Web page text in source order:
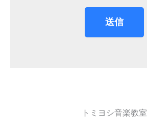
送信
トミヨシ音楽教室